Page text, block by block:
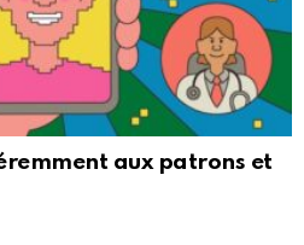
aux patrons et